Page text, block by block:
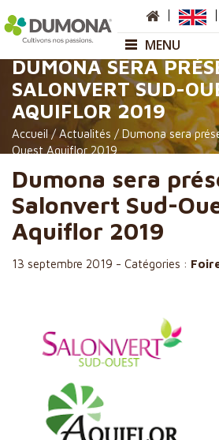
MENU
Entreprise
Présentation
Sites de production
Sauméjan
Matières premières
Nos gammes
Paillage
Maraîchage
Cultures Spécialisées
Engrais et Amendements
DUMONA SERA
SALONVERT SUD-
AQUIFLOR 2019
Accueil / Actualités / Dumona sera
Ouest Aquiflor 2019
Dumona sera
Salonvert Sud-
Aquiflor 2019
13 septembre 2019 - Catégories :